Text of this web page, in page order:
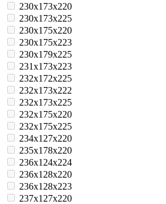
230x173x220
230x173x225
230x175x220
230x175x223
230x179x225
231x173x223
232x172x225
232x173x222
232x173x225
232x175x220
232x175x225
234x127x220
235x178x220
236x124x224
236x128x220
236x128x223
237x127x220